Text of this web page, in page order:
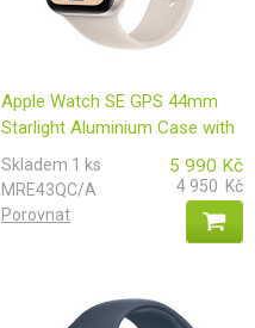
Apple Watch SE GPS 44mm
Starlight Aluminium Case with
Starlight Sport Band - S/M
Skladem 1 ks
MRE43QC/A
Porovnat
5 990 Kč
4 950 Kč